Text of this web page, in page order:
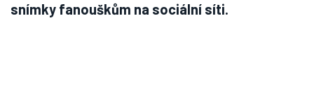
snímky fanouškům na sociální síti.